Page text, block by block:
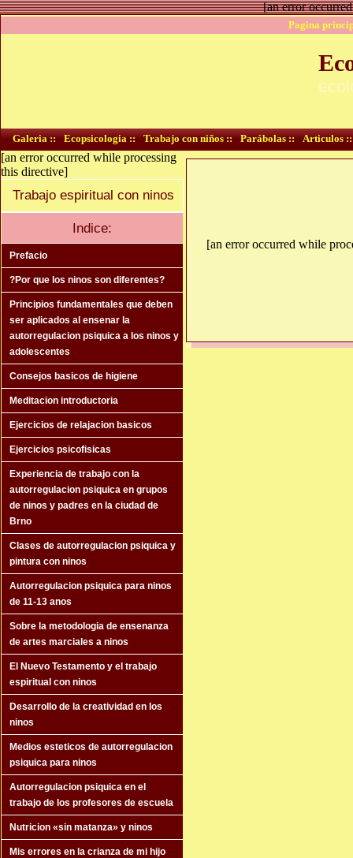
[an error
Pagina
Galeria :: Ecopsicologia :: Trabajo con niños :: Parábolas :: Articulos ::
[an error occurred while processing
this directive]
Trabajo espiritual con ninos
Indice:
Prefacio
?Por que los ninos son diferentes?
Principios fundamentales que deben
ser aplicados al ensenar la
autorregulacion psiquica a los ninos y
adolescentes
Consejos basicos de higiene
Meditacion introductoria
Ejercicios de relajacion basicos
Ejercicios psicofisicas
Experiencia de trabajo con la
autorregulacion psiquica en grupos
de ninos y padres en la ciudad de
Brno
Clases de autorregulacion psiquica y
pintura con ninos
Autorregulacion psiquica para ninos
de 11-13 anos
Sobre la metodologia de ensenanza
de artes marciales a ninos
El Nuevo Testamento y el trabajo
espiritual con ninos
Desarrollo de la creatividad en los
ninos
Medios esteticos de autorregulacion
psiquica para ninos
Autorregulacion psiquica en el
trabajo de los profesores de escuela
Nutricion «sin matanza» y ninos
Mis errores en la crianza de mi hijo
[an error occurred while